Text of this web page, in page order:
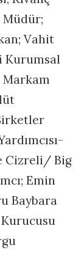
Vahit
Kurumsal
Cizreli/ Big
Emin
Baybara